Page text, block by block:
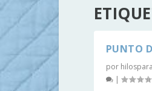
PUNTO
por
|